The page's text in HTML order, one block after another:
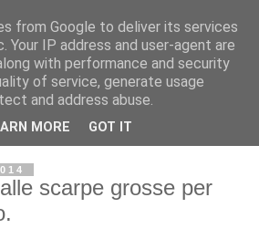
scarpe grosse per
from Google to deliver its services
Your IP address and user-agent are
with performance and security
of service, generate usage
and address abuse.
MORE GOT IT